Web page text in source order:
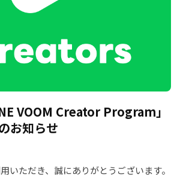
VOOM Creator Program」
お知らせ
いただき、誠にありがとうございます。